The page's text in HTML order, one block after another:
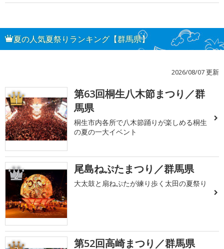
夏の人気夏祭りランキング【群馬県】
2026/08/07 更新
1
第63回桐生八木節まつり／群
馬県
桐生市内各所で八木節踊りが楽しめる桐生
の夏の一大イベント
2 尾島ねぷたまつり／群馬県
大太鼓と扇ねぷたが練り歩く太田の夏祭り
第52回高崎まつり／群馬県